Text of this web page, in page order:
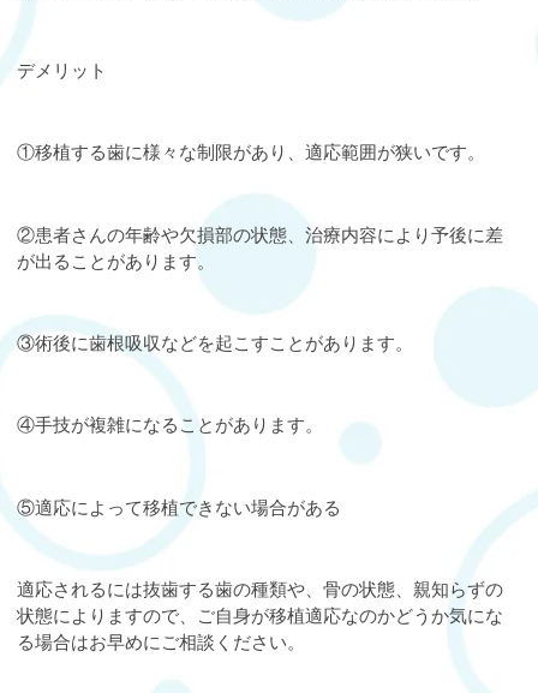
デメリット
①移植する歯に様々な制限があり、適応範囲が狭いです。
②患者さんの年齢や欠損部の状態、治療内容により予後に差
が出ることがあります。
③術後に歯根吸収などを起こすことがあります。
④手技が複雑になることがあります。
⑤適応によって移植できない場合がある
適応されるには抜歯する歯の種類や、骨の状態、親知らずの
状態によりますので、ご自身が移植適応なのかどうか気にな
る場合はお早めにご相談ください。